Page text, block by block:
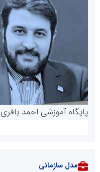
پایگاه آموزشی احمد باقری
مدل سازمانی